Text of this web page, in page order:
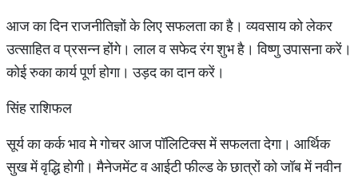
आज का दिन राजनीतिज्ञों के लिए सफलता का है। व्यवसाय को लेकर
उत्साहित व प्रसन्न होंगे। लाल व सफेद रंग शुभ है। विष्णु उपासना करें।
कोई रुका कार्य पूर्ण होगा। उड़द का दान करें।
सिंह राशिफल
सूर्य का कर्क भाव मे गोचर आज पॉलिटिक्स में सफलता देगा। आर्थिक
सुख में वृद्धि होगी। मैनेजमेंट व आईटी फील्ड के छात्रों को जॉब में नवीन